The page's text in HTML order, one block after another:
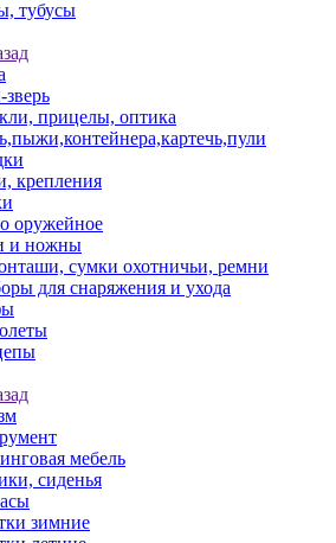
тубусы
прицелы, оптика
крепления
оружейное
и ножны
сумки охотничьи, ремни
для снаряжения и ухода
мебель
сиденья
зимние